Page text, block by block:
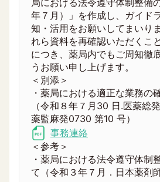
局における法令遵守体制整備
年７月）」を作成し、ガイド
知・活用をお願いしてまいり
れら資料を再確認いただくこ
につき、薬局内でもご周知徹
うお願い申し上げます。
＜別添＞
・薬局における適正な業務の
（令和８年７月30 日.医薬総
薬監麻発0730 第10 号）
事務連絡
＜参考＞
・薬局における法令遵守体制
て（令和３年７月．日本薬剤師